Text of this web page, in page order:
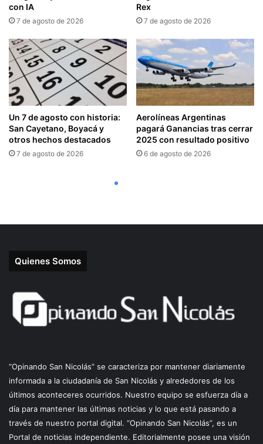
Quienes Somos
“Opinando San Nicolás” se caracteriza por mantener diariamente
informada a la ciudadanía de San Nicolás y alrededores de los
últimos aconteceres ocurridos. Nuestro equipo se esfuerza día a
día para mantener las últimas noticias y lo que está pasando a
través de nuestro portal digital. “Opinando San Nicolás”, es un
Portal de noticias independiente. Editorialmente posee una visión